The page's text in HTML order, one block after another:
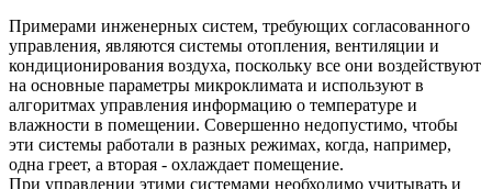
Примерами инженерных систем, требующих согласованного
управления, являются системы отопления, вентиляции и
кондиционирования воздуха, поскольку все они воздействуют
на основные параметры микроклимата и используют в
алгоритмах управления информацию о температуре и
влажности в помещении. Совершенно недопустимо, чтобы
эти системы работали в разных режимах, когда, например,
одна греет, а вторая - охлаждает помещение.
При управлении этими системами необходимо учитывать и